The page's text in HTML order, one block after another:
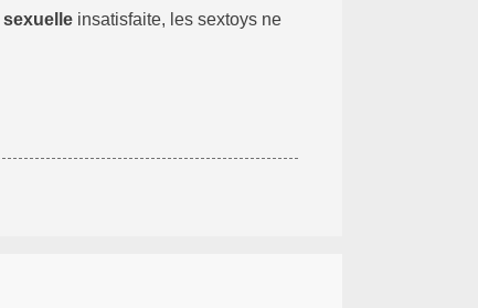
sexuelle insatisfaite, les sextoys ne